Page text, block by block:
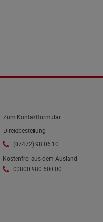
Zum Kontaktformular
Direktbestellung
(07472) 98 06 10
Kostenfrei aus dem Ausland
00800 980 600 00